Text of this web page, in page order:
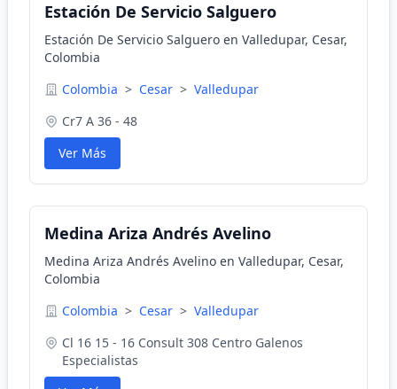
Estación De Servicio Salguero
Estación De Servicio Salguero en Valledupar, Cesar,
Colombia
Colombia > Cesar > Valledupar
Cr7 A 36 - 48
Ver Más
Medina Ariza Andrés Avelino
Medina Ariza Andrés Avelino en Valledupar, Cesar,
Colombia
Colombia > Cesar > Valledupar
Cl 16 15 - 16 Consult 308 Centro Galenos
Especialistas